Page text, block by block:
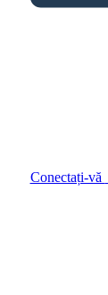
Conectați-vă